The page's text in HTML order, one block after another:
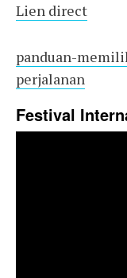
Lien direct
panduan-
perjalanan
Festival